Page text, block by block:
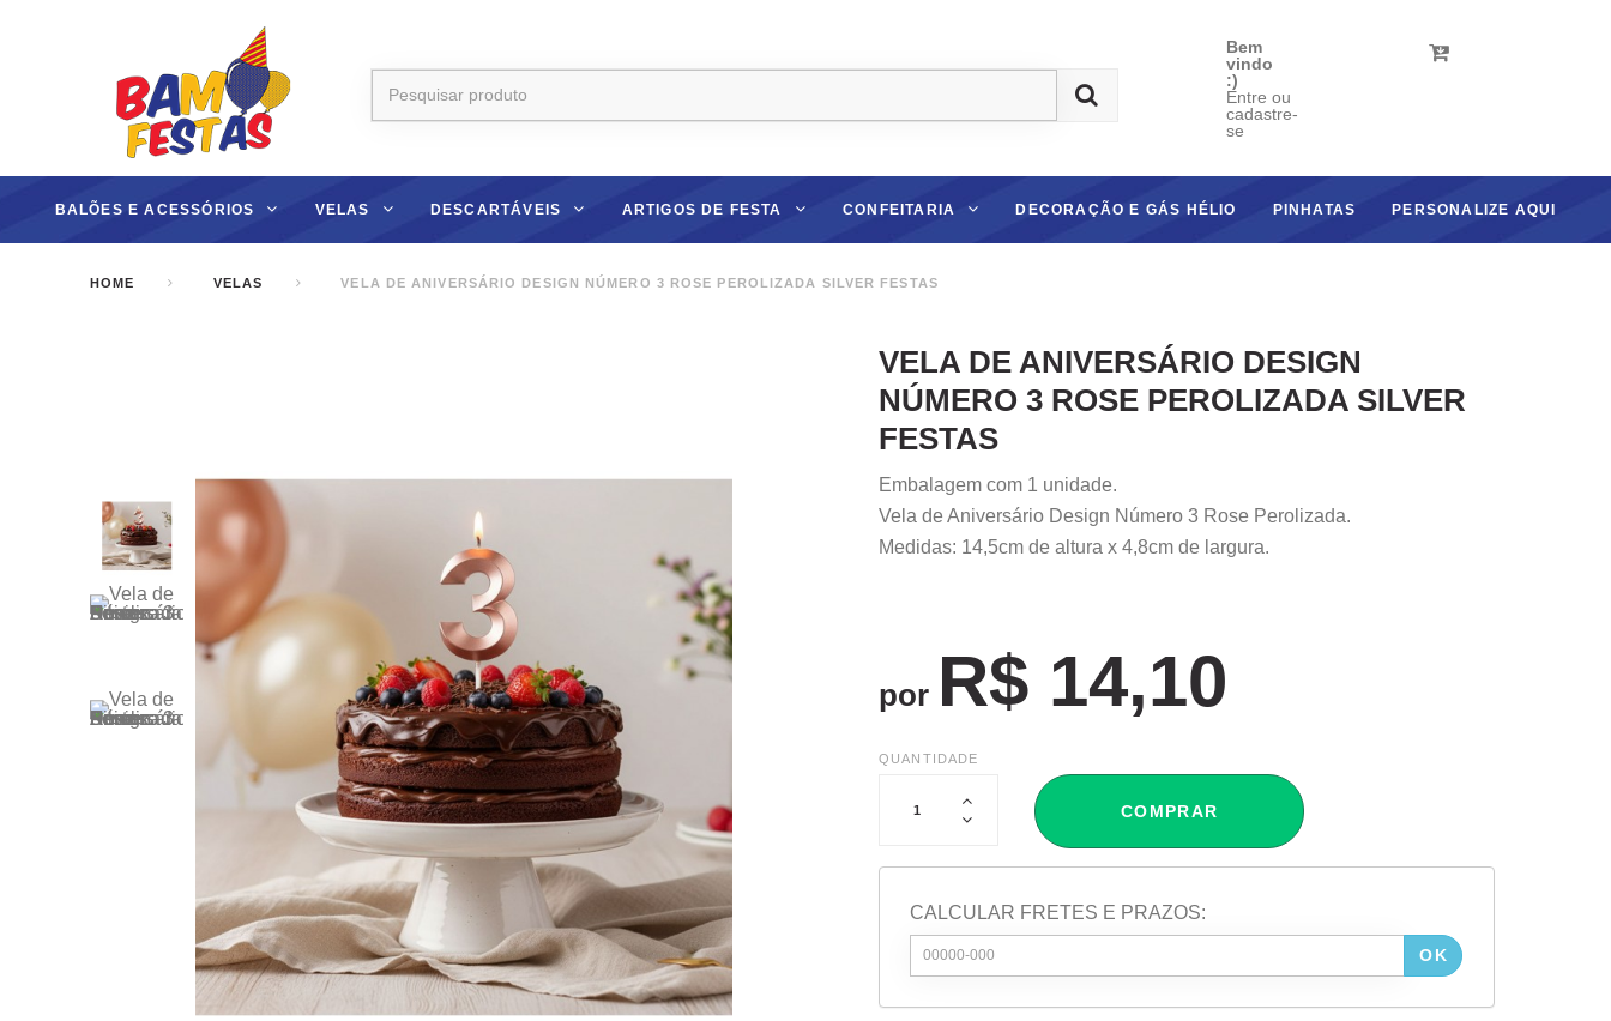
Bem
vindo
:)
Entre ou
cadastre-
se
BALÕES E ACESSÓRIOS VELAS DESCARTÁVEIS ARTIGOS DE FESTA CONFEITARIA DECORAÇÃO E GÁS HÉLIO PINHATAS PERSONALIZE AQUI
HOME VELAS VELA DE ANIVERSÁRIO DESIGN NÚMERO 3 ROSE PEROLIZADA SILVER FESTAS
VELA DE ANIVERSÁRIO DESIGN
NÚMERO 3 ROSE PEROLIZADA SILVER
FESTAS
Embalagem com 1 unidade.
Vela de Aniversário Design Número 3 Rose Perolizada.
Medidas: 14,5cm de altura x 4,8cm de largura.
por R$ 14,10
QUANTIDADE
COMPRAR
CALCULAR FRETES E PRAZOS:
OK